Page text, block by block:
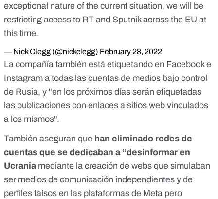
exceptional nature of the current situation, we will be
restricting access to RT and Sputnik across the EU at
this time.
— Nick Clegg (@nickclegg) February 28, 2022
La compañía también está etiquetando en Facebook e
Instagram a todas las cuentas de medios bajo control
de Rusia, y "en los próximos días serán etiquetadas
las publicaciones con enlaces a sitios web vinculados
a los mismos".
También aseguran que han eliminado redes de
cuentas que se dedicaban a “desinformar en
Ucraniamediante la creación de webs que simulaban
ser medios de comunicación independientes y de
perfiles falsos en las plataformas de Meta pero